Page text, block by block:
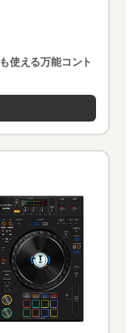
使える万能コント